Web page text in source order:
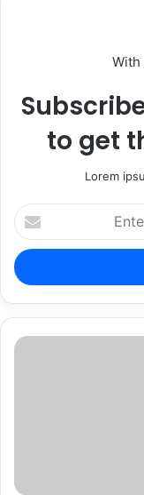
With
to get
Lorem
Enter
your
Email
address